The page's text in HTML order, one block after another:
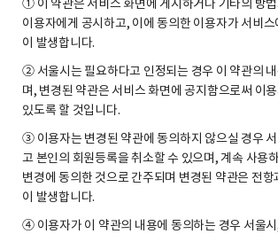
① 이 약관은 서비스 화면에 게시하거나 기타의 방
이용자에게 공시하고, 이에 동의한 이용자가 서비
이 발생합니다.
② 서울시는 필요하다고 인정되는 경우 이 약관의
며, 변경된 약관은 서비스 화면에 공지함으로써 이
있도록 할 것입니다.
③ 이용자는 변경된 약관에 동의하지 않으실 경우
고 본인의 회원등록을 취소할 수 있으며, 계속 사용
변경에 동의한 것으로 간주되며 변경된 약관은 전
이 발생합니다.
④ 이용자가 이 약관의 내용에 동의하는 경우 서울